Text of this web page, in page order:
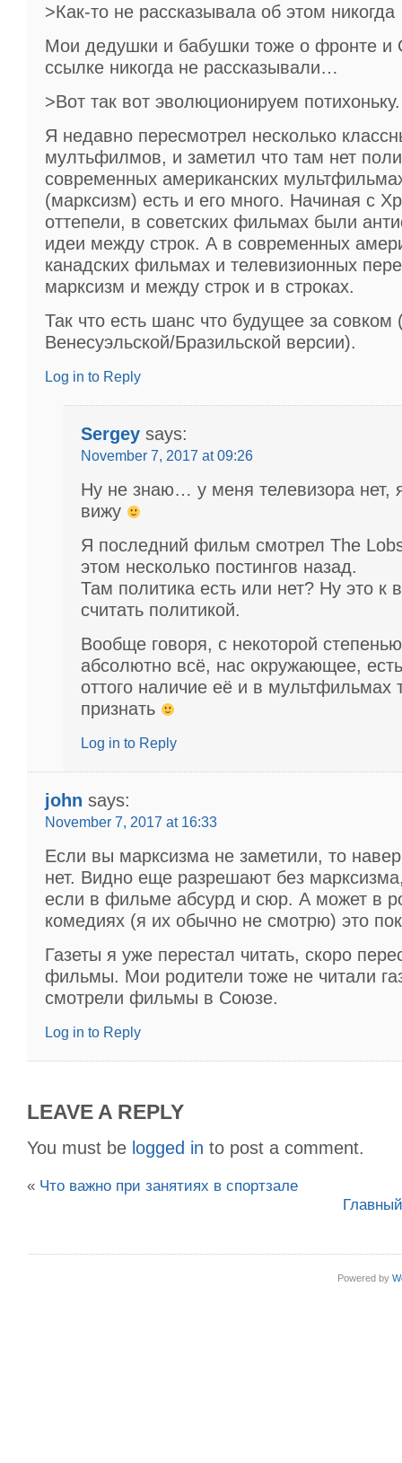
>Как-то не рассказывала об этом никогда
Мои дедушки и бабушки тоже о фронте и
ссылке никогда не рассказывали…
>Вот так вот эволюционируем потихоньку.
Я недавно пересмотрел несколько
мултьфилмов, и заметил что там нет
современных американских
(марксизм) есть и его много. Начиная с
оттепели, в советских фильмах были
идеи между строк. А в современных
канадских фильмах и телевизионных
марксизм и между строк и в строках.
Так что есть шанс что будущее за совком
Венесуэльской/Бразильской версии).
Log in to Reply
Sergey says:
November 7, 2017 at 09:26
Ну не знаю… у меня телевизора нет,
вижу
Я последний фильм смотрел The
этом несколько постингов назад.
Там политика есть или нет? Ну это к
считать политикой.
Вообще говоря, с некоторой
абсолютно всё, нас окружающее,
оттого наличие её и в мультфильмах
признать
Log in to Reply
john says:
November 7, 2017 at 16:33
Если вы марксизма не заметили, то
нет. Видно еще разрешают без
если в фильме абсурд и сюр. А может в
комедиях (я их обычно не смотрю) это
Газеты я уже перестал читать, скоро
фильмы. Мои родители тоже не читали
смотрели фильмы в Союзе.
Log in to Reply
LEAVE A REPLY
You must be logged in to post a comment.
« Что важно при занятиях в спортзале
Powered by